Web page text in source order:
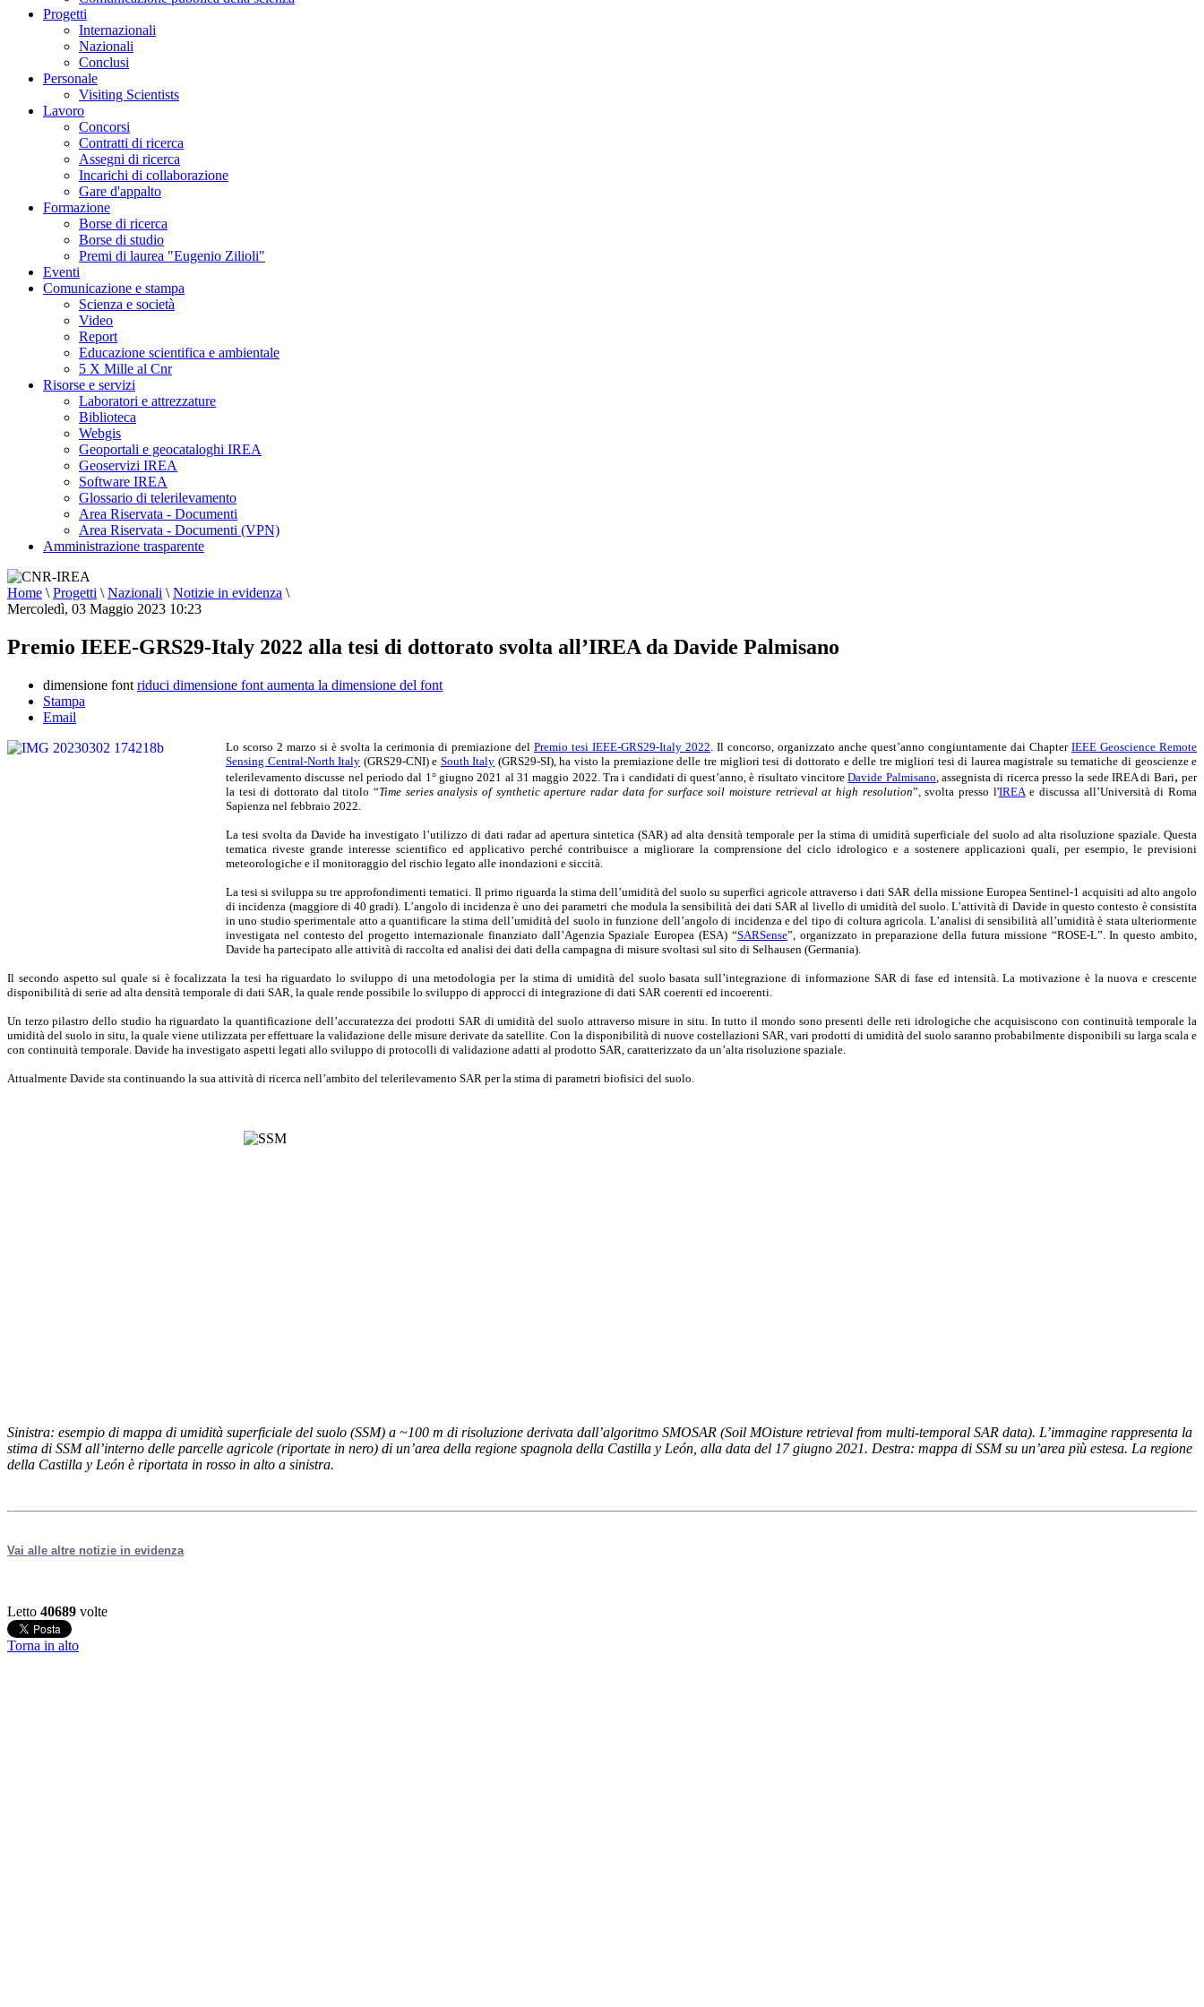
Progetti
Internazionali
Nazionali
Conclusi
Personale
Visiting Scientists
Lavoro
Concorsi
Contratti di ricerca
Assegni di ricerca
Incarichi di collaborazione
Gare d'appalto
Formazione
Borse di ricerca
Borse di studio
Premi di laurea "Eugenio Zilioli"
Eventi
Comunicazione e stampa
Scienza e società
Video
Report
Educazione scientifica e ambientale
5 X Mille al Cnr
Risorse e servizi
Laboratori e attrezzature
Biblioteca
Webgis
Geoportali e geocataloghi IREA
Geoservizi IREA
Software IREA
Glossario di telerilevamento
Area Riservata - Documenti
Area Riservata - Documenti (VPN)
Amministrazione trasparente
Home \ Progetti \ Nazionali \ Notizie in evidenza \
Mercoledì, 03 Maggio 2023 10:23
Premio IEEE-GRS29-Italy 2022 alla tesi di dottorato svolta all’IREA da Davide Palmisano
dimensione font riduci dimensione font aumenta la dimensione del font
Stampa
Email
Lo scorso 2 marzo si è svolta la cerimonia di premiazione del Premio tesi IEEE-GRS29-Italy 2022 . Il concorso, organizzato anche quest’anno congiuntamente dai Chapter IEEE Geoscience Remote
Sensing Central-North Italy (GRS29-CNI) e South Italy (GRS29-SI), ha visto la premiazione delle tre migliori tesi di dottorato e delle tre migliori tesi di laurea magistrale su tematiche di geoscienze e
telerilevamento discusse nel periodo dal 1° giugno 2021 al 31 maggio 2022. Tra i candidati di quest’anno, è risultato vincitoreDavide Palmisano ,assegnista di ricerca presso la sede IREA di Bari,per
la tesi di dottorato dal titolo “Time series analysis of synthetic aperture radar data for surface soil moisture retrieval at high resolution”, svolta presso l'IREA e discussa all’Università di Roma
Sapienza nel febbraio 2022.
La tesi svolta da Davide ha investigato l’utilizzo di dati radar ad apertura sintetica (SAR) ad alta densità temporale per la stima di umidità superficiale del suolo ad alta risoluzione spaziale. Questa
tematica riveste grande interesse scientifico ed applicativo perché contribuisce a migliorare la comprensione del ciclo idrologico e a sostenere applicazioni quali, per esempio, le previsioni
meteorologiche e il monitoraggio del rischio legato alle inondazioni e siccità.
La tesi si sviluppa su tre approfondimenti tematici. Il primo riguarda la stima dell’umidità del suolo su superfici agricole attraverso i dati SAR della missione Europea Sentinel-1 acquisiti ad alto angolo
di incidenza (maggiore di 40 gradi). L’angolo di incidenza è uno dei parametri che modula la sensibilità dei dati SAR al livello di umidità del suolo. L’attività di Davide in questo contesto è consistita
in uno studio sperimentale atto a quantificare la stima dell’umidità del suolo in funzione dell’angolo di incidenza e del tipo di coltura agricola. L’analisi di sensibilità all’umidità è stata ulteriormente
investigata nel contesto del progetto internazionale finanziato dall’Agenzia Spaziale Europea (ESA) “SARSense”, organizzato in preparazione della futura missione “ROSE-L”. In questo ambito,
Davide ha partecipato alle attività di raccolta ed analisi dei dati della campagna di misure svoltasi sul sito di Selhausen (Germania).
Il secondo aspetto sul quale si è focalizzata la tesi ha riguardato lo sviluppo di una metodologia per la stima di umidità del suolo basata sull’integrazione di informazione SAR di fase ed intensità. La motivazione è la nuova e crescente
disponibilità di serie ad alta densità temporale di dati SAR, la quale rende possibile lo sviluppo di approcci di integrazione di dati SAR coerenti ed incoerenti.
Un terzo pilastro dello studio ha riguardato la quantificazione dell’accuratezza dei prodotti SAR di umidità del suolo attraverso misure in situ. In tutto il mondo sono presenti delle reti idrologiche che acquisiscono con continuità temporale la
umidità del suolo in situ, la quale viene utilizzata per effettuare la validazione delle misure derivate da satellite. Con la disponibilità di nuove costellazioni SAR, vari prodotti di umidità del suolo saranno probabilmente disponibili su larga scala e
con continuità temporale. Davide ha investigato aspetti legati allo sviluppo di protocolli di validazione adatti al prodotto SAR, caratterizzato da un’alta risoluzione spaziale.
Attualmente Davide sta continuando la sua attività di ricerca nell’ambito del telerilevamento SAR per la stima di parametri biofisici del suolo.
Sinistra: esempio di mappa di umidità superficiale del suolo (SSM) a ~100 m di risoluzione derivata dall’algoritmo SMOSAR (Soil MOisture retrieval from multi-temporal SAR data). L’immagine rappresenta la
stima di SSM all’interno delle parcelle agricole (riportate in nero) di un’area della regione spagnola della Castilla y León, alla data del 17 giugno 2021. Destra: mappa di SSM su un’area più estesa. La regione
della Castilla y León è riportata in rosso in alto a sinistra.
Vai alle altre notizie in evidenza
Letto 40689 volte
Torna in alto